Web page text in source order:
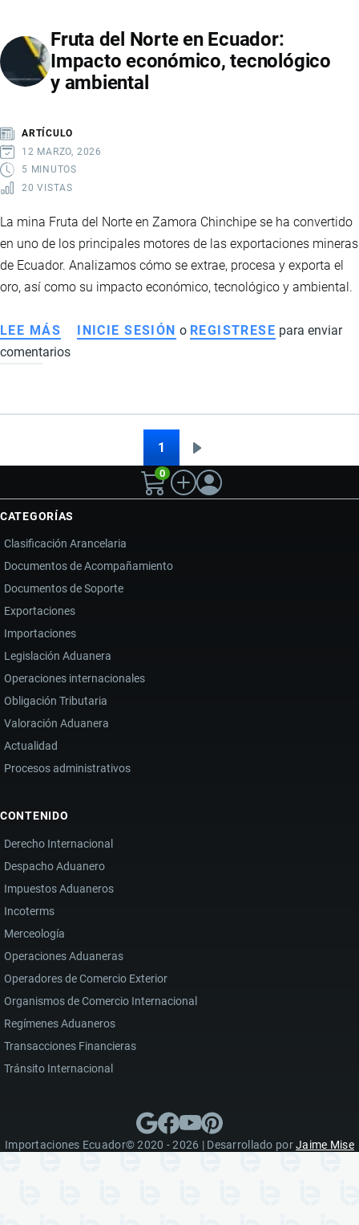
ARANCELES
ENTRE
ECUADOR,
ESTADOS
UNIDOS
Fruta del Norte en Ecuador:
Impacto económico, tecnológico
y ambiental
ARTÍCULO
12 MARZO, 2026
5 MINUTOS
20 VISTAS
La mina Fruta del Norte en Zamora Chinchipe se ha convertido
en uno de los principales motores de las exportaciones mineras
de Ecuador. Analizamos cómo se extrae, procesa y exporta el
oro, así como su impacto económico, tecnológico y ambiental.
LEE MÁS SOBRE
FRUTA
EN
ECONÓMICO,
TECNOLÓGICO
Y
AMBIENTAL
INICIE SESIÓN o REGISTRESE para enviar
comentarios
1
página
0
CATEGORÍAS
Clasificación Arancelaria
Documentos de Acompañamiento
Documentos de Soporte
Exportaciones
Importaciones
Legislación Aduanera
Operaciones internacionales
Obligación Tributaria
Valoración Aduanera
Actualidad
Procesos administrativos
CONTENIDO
Derecho Internacional
Despacho Aduanero
Impuestos Aduaneros
Incoterms
Merceología
Operaciones Aduaneras
Operadores de Comercio Exterior
Organismos de Comercio Internacional
Regímenes Aduaneros
Transacciones Financieras
Tránsito Internacional
Importaciones Ecuador© 2020 - 2026 | Desarrollado porJaime Mise